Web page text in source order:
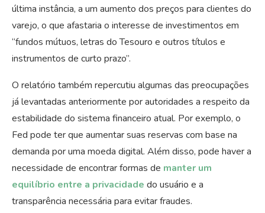
última instância, a um aumento dos preços para clientes do
varejo, o que afastaria o interesse de investimentos em
“fundos mútuos, letras do Tesouro e outros títulos e
instrumentos de curto prazo”.
O relatório também repercutiu algumas das preocupações
já levantadas anteriormente por autoridades a respeito da
estabilidade do sistema financeiro atual. Por exemplo, o
Fed pode ter que aumentar suas reservas com base na
demanda por uma moeda digital. Além disso, pode haver a
necessidade de encontrar formas de manter um
equilíbrio entre a privacidade do usuário e a
transparência necessária para evitar fraudes.